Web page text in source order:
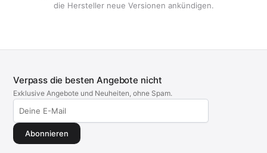
die Hersteller neue Versionen ankündigen.
Verpass die besten Angebote nicht
Exklusive Angebote und Neuheiten, ohne Spam.
Abonnieren